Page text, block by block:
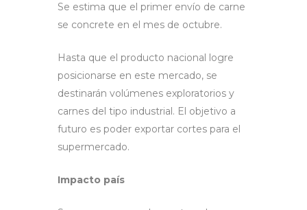
Se estima que el primer envío de carne
se concrete en el mes de octubre.
Hasta que el producto nacional logre
posicionarse en este mercado, se
destinarán volúmenes exploratorios y
carnes del tipo industrial. El objetivo a
futuro es poder exportar cortes para el
supermercado.
Impacto país